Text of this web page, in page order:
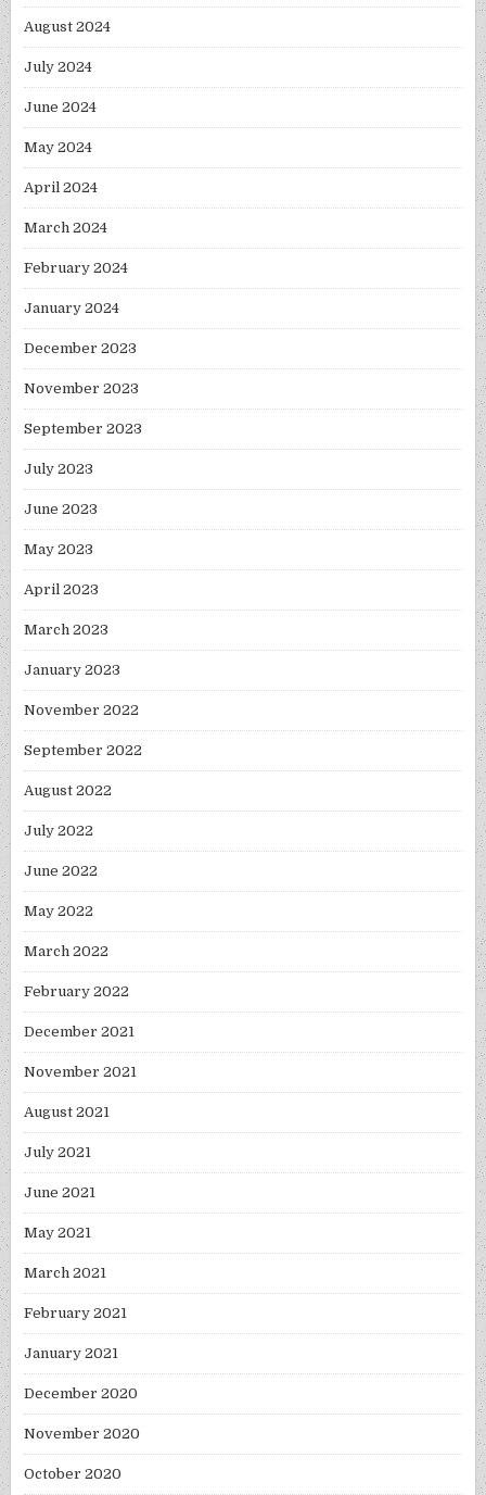
August 2024
July 2024
June 2024
May 2024
April 2024
March 2024
February 2024
January 2024
December 2023
November 2023
September 2023
July 2023
June 2023
May 2023
April 2023
March 2023
January 2023
November 2022
September 2022
August 2022
July 2022
June 2022
May 2022
March 2022
February 2022
December 2021
November 2021
August 2021
July 2021
June 2021
May 2021
March 2021
February 2021
January 2021
December 2020
November 2020
October 2020